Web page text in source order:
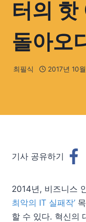
터의 핫
돌아오
최필식 2017년 10
기사 공유하기
2014년, 비즈니스
최악의 IT 실패작’
할 수 있다. 혁신의